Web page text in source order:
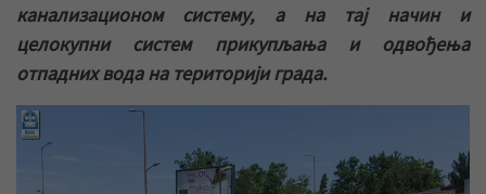
канализационом систему, а на тај начин и
целокупни систем прикупљања и одвођења
отпадних вода на територији града.